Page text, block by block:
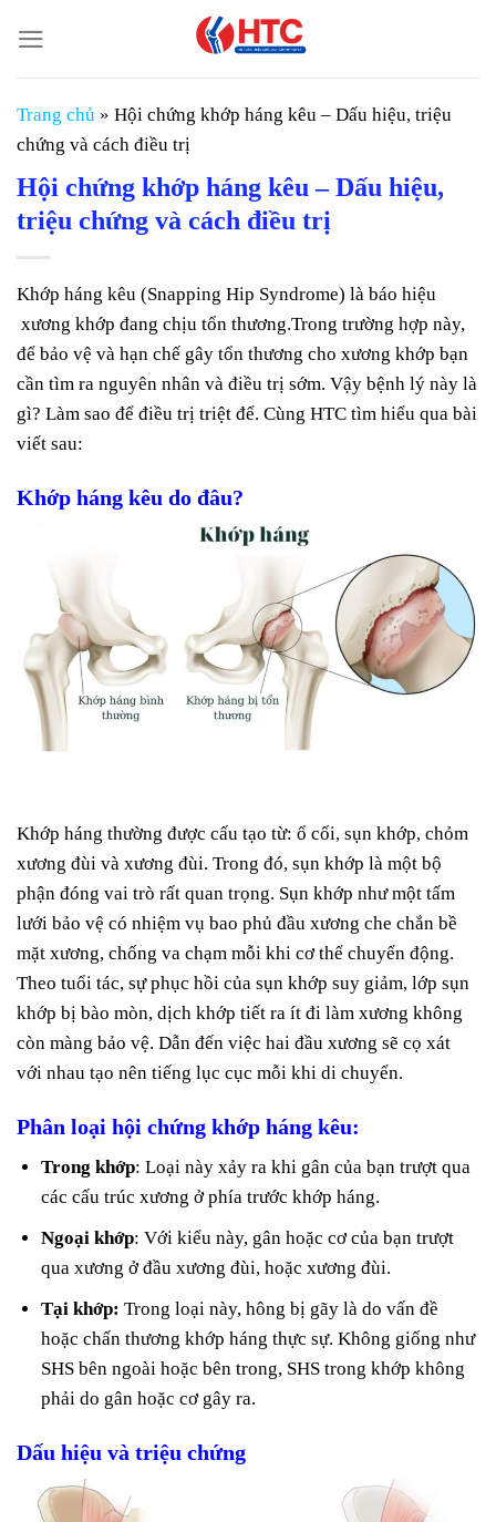
đến
nội
dung
Trang chủ » Hội chứng khớp háng kêu – Dấu hiệu, triệu
chứng và cách điều trị
Hội chứng khớp háng kêu – Dấu hiệu,
triệu chứng và cách điều trị
Khớp háng kêu (Snapping Hip Syndrome) là báo hiệu
xương khớp đang chịu tổn thương.Trong trường hợp này,
để bảo vệ và hạn chế gây tổn thương cho xương khớp bạn
cần tìm ra nguyên nhân và điều trị sớm. Vậy bệnh lý này là
gì? Làm sao để điều trị triệt để. Cùng HTC tìm hiểu qua bài
viết sau:
Khớp háng kêu do đâu?
Khớp háng thường được cấu tạo từ: ổ cối, sụn khớp, chỏm
xương đùi và xương đùi. Trong đó, sụn khớp là một bộ
phận đóng vai trò rất quan trọng. Sụn khớp như một tấm
lưới bảo vệ có nhiệm vụ bao phủ đầu xương che chắn bề
mặt xương, chống va chạm mỗi khi cơ thể chuyển động.
Theo tuổi tác, sự phục hồi của sụn khớp suy giảm, lớp sụn
khớp bị bào mòn, dịch khớp tiết ra ít đi làm xương không
còn màng bảo vệ. Dẫn đến việc hai đầu xương sẽ cọ xát
với nhau tạo nên tiếng lục cục mỗi khi di chuyển.
Phân loại hội chứng khớp háng kêu:
Trong khớp: Loại này xảy ra khi gân của bạn trượt qua
các cấu trúc xương ở phía trước khớp háng.
Ngoại khớp: Với kiểu này, gân hoặc cơ của bạn trượt
qua xương ở đầu xương đùi, hoặc xương đùi.
Tại khớp: Trong loại này, hông bị gãy là do vấn đề
hoặc chấn thương khớp háng thực sự. Không giống như
SHS bên ngoài hoặc bên trong, SHS trong khớp không
phải do gân hoặc cơ gây ra.
Dấu hiệu và triệu chứng